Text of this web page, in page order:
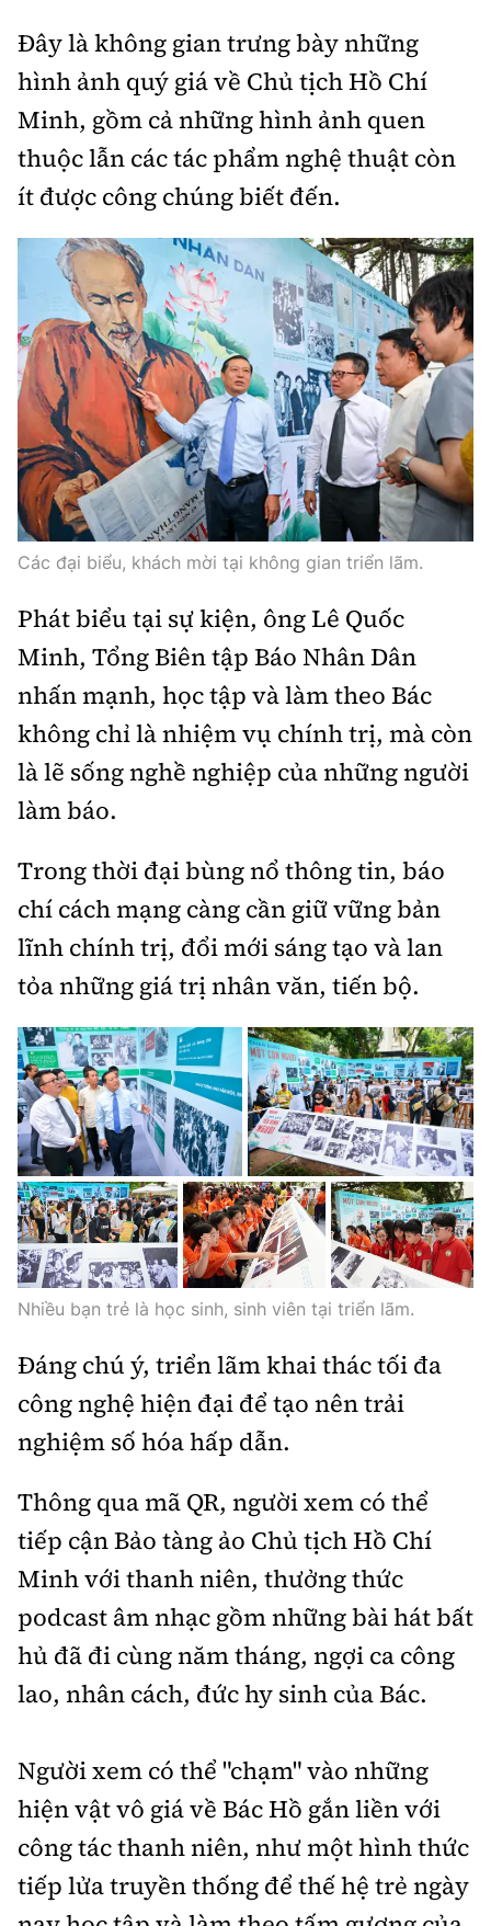
Nguyễn Đức Thắng, La Đức Hùng
Hotline:
0901 514 799
Quảng cáo và Phát hành:
0915 057 282
Email:bandoc@baoxaydung.vn
Cấm sao chép dưới mọi hình thức nếu không có sự
chấp thuận bằng văn bản.
Thông tin tòa
soạn
Đây là không gian trưng bày những
hình ảnh quý giá về Chủ tịch Hồ Chí
Minh, gồm cả những hình ảnh quen
thuộc lẫn các tác phẩm nghệ thuật còn
ít được công chúng biết đến.
Các đại biểu, khách mời tại không gian triển lãm.
Phát biểu tại sự kiện, ông Lê Quốc
Minh, Tổng Biên tập Báo Nhân Dân
nhấn mạnh, học tập và làm theo Bác
không chỉ là nhiệm vụ chính trị, mà còn
là lẽ sống nghề nghiệp của những người
làm báo.
Trong thời đại bùng nổ thông tin, báo
chí cách mạng càng cần giữ vững bản
lĩnh chính trị, đổi mới sáng tạo và lan
tỏa những giá trị nhân văn, tiến bộ.
Nhiều bạn trẻ là học sinh, sinh viên tại triển lãm.
Đáng chú ý, triển lãm khai thác tối đa
công nghệ hiện đại để tạo nên trải
nghiệm số hóa hấp dẫn.
Thông qua mã QR, người xem có thể
tiếp cận Bảo tàng ảo Chủ tịch Hồ Chí
Minh với thanh niên, thưởng thức
podcast âm nhạc gồm những bài hát bất
hủ đã đi cùng năm tháng, ngợi ca công
lao, nhân cách, đức hy sinh của Bác.
Người xem có thể "chạm" vào những
hiện vật vô giá về Bác Hồ gắn liền với
công tác thanh niên, như một hình thức
tiếp lửa truyền thống để thế hệ trẻ ngày